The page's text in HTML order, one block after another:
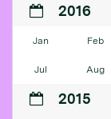
2016
Jan Feb
Jul Aug
2015